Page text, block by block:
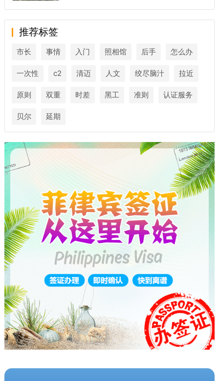
推荐标签
市长 事情 入门 照相馆 后手 怎么办
一次性 c2 清迈 人文 绞尽脑汁 拉近
原则 双重 时差 黑工 准则 认证服务
贝尔 延期